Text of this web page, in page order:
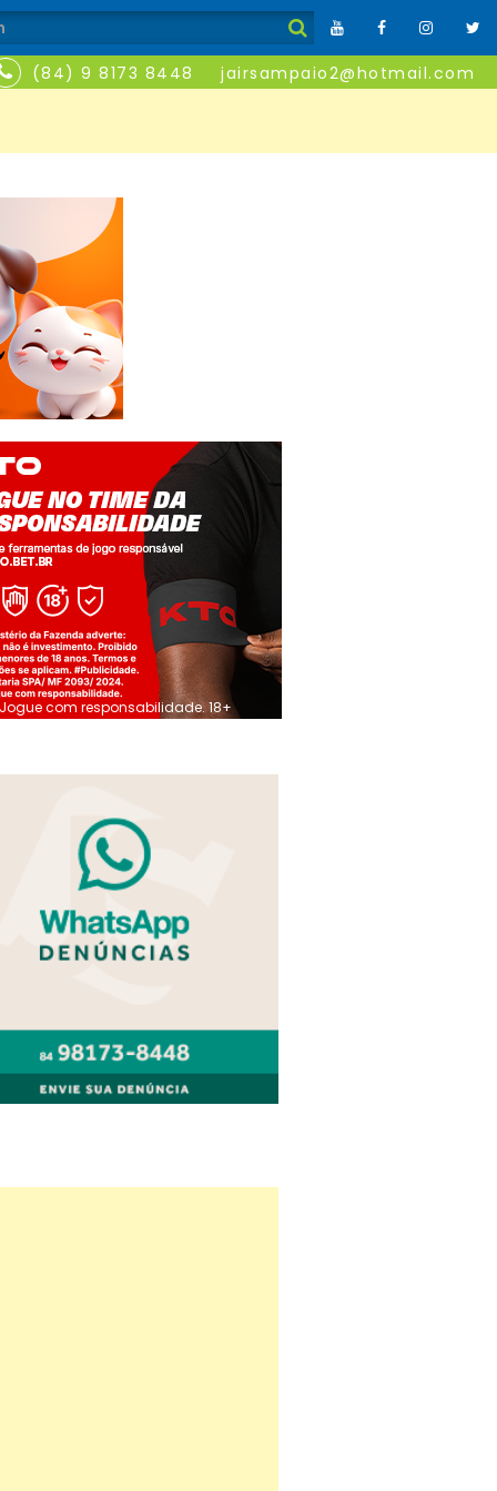
(84) 9 8173 8448 jairsampaio2@hotmail.com
Jogue com responsabilidade. 18+